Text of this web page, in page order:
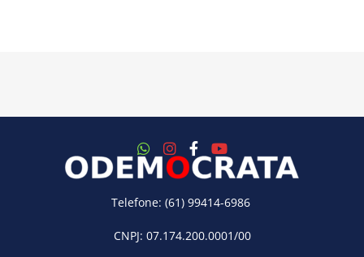
Telefone: (61) 99414-6986
CNPJ: 07.174.200.0001/00